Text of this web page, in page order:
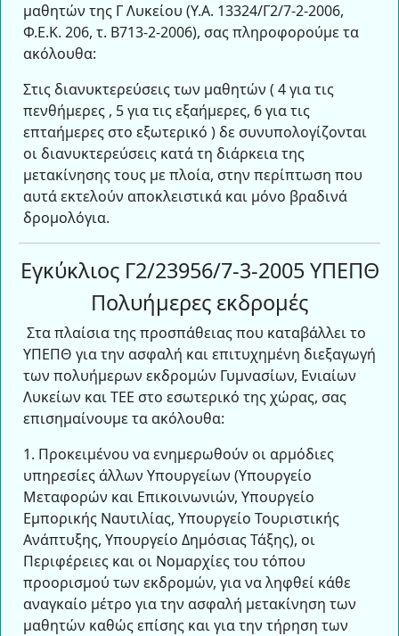
μαθητών της Γ Λυκείου (Υ.Α. 13324/Γ2/7-2-2006,
Φ.Ε.Κ. 206, τ. Β713-2-2006), σας πληροφορούμε τα
ακόλουθα:
Στις διανυκτερεύσεις των μαθητών ( 4 για τις
πενθήμερες , 5 για τις εξαήμερες, 6 για τις
επταήμερες στο εξωτερικό ) δε συνυπολογίζονται
οι διανυκτερεύσεις κατά τη διάρκεια της
μετακίνησης τους με πλοία, στην περίπτωση που
αυτά εκτελούν αποκλειστικά και μόνο βραδινά
δρομολόγια.
Εγκύκλιος Γ2/23956/7-3-2005 ΥΠΕΠΘ
Πολυήμερες εκδρομές
Στα πλαίσια της προσπάθειας που καταβάλλει το
ΥΠΕΠΘ για την ασφαλή και επιτυχημένη διεξαγωγή
των πολυήμερων εκδρομών Γυμνασίων, Ενιαίων
Λυκείων και ΤΕΕ στο εσωτερικό της χώρας, σας
επισημαίνουμε τα ακόλουθα:
1. Προκειμένου να ενημερωθούν οι αρμόδιες
υπηρεσίες άλλων Υπουργείων (Υπουργείο
Μεταφορών και Επικοινωνιών, Υπουργείο
Εμπορικής Ναυτιλίας, Υπουργείο Τουριστικής
Ανάπτυξης, Υπουργείο Δημόσιας Τάξης), οι
Περιφέρειες και οι Νομαρχίες του τόπου
προορισμού των εκδρομών, για να ληφθεί κάθε
αναγκαίο μέτρο για την ασφαλή μετακίνηση των
μαθητών καθώς επίσης και για την τήρηση των